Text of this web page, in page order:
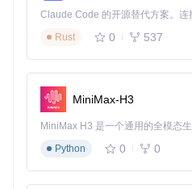
选择标准音质模式进行编码
乐细节
传输到MD
高校广播存档系统
场景描述
保存，同时创建可检索的音频数
实施流程：
使用支持回传功能的NetMD
Rust
0 537
MiniMax-H3
Python
0 0